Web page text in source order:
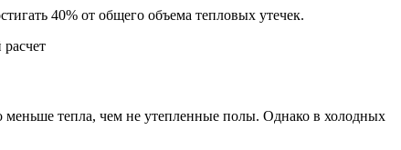
40% от общего объема тепловых утечек.
меньше тепла, чем не утепленные полы. Однако в холодных